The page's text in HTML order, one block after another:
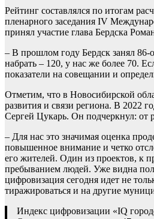
Рейтинг составлялся по итогам
пленарного заседания IV
принял участие глава Бердска
– В прошлом году Бердск занял 86-
набрать – 120, у нас же более 70.
показатели на совещании и
Отметим, что в Новосибирской
развития и связи региона. В 2022
Сергей Цукарь. Он подчеркнул: от
– Для нас это значимая оценка
повышенное внимание и четко
его жителей. Один из проектов, к
пребыванием людей. Уже видна
цифровизация сегодня идет не
тиражироваться и на другие
Индекс цифровизации «IQ